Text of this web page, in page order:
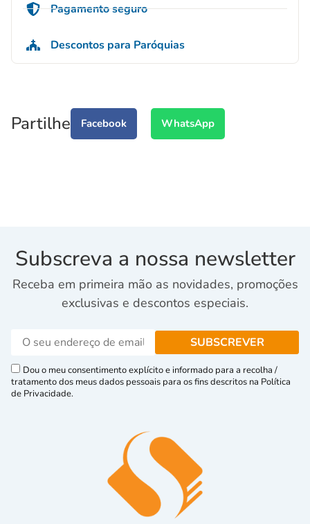
Pagamento seguro
Descontos para Paróquias
Partilhe Facebook WhatsApp
Subscreva a nossa newsletter
Receba em primeira mão as novidades, promoções
exclusivas e descontos especiais.
Dou o meu consentimento explícito e informado para a recolha /
tratamento dos meus dados pessoais para os fins descritos na Política
de Privacidade.